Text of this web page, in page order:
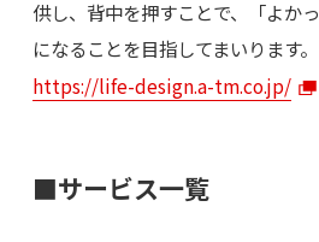
供し、背中を押すことで、「よか
になることを目指してまいります。
https://life-design.a-tm.co.jp/
■サービス一覧